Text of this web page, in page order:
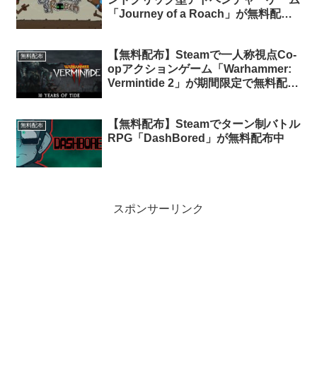
「Journey of a Roach」が無料配布
無料配布
【無料配布】Steamで一人称視点Co-
opアクションゲーム「Warhammer:
Vermintide 2」が期間限定で無料配布
無料配布
【無料配布】Steamでターン制バトル
RPG「DashBored」が無料配布中
スポンサーリンク